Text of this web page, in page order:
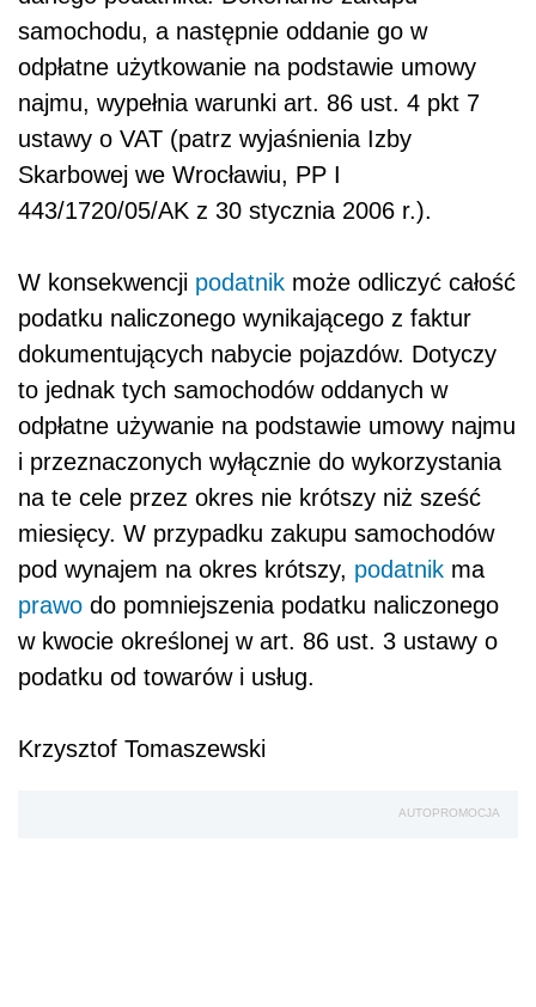
samochodu, a następnie oddanie go w
odpłatne użytkowanie na podstawie umowy
najmu, wypełnia warunki art. 86 ust. 4 pkt 7
ustawy o VAT (patrz wyjaśnienia Izby
Skarbowej we Wrocławiu, PP I
443/1720/05/AK z 30 stycznia 2006 r.).
W konsekwencji podatnik może odliczyć całość
podatku naliczonego wynikającego z faktur
dokumentujących nabycie pojazdów. Dotyczy
to jednak tych samochodów oddanych w
odpłatne używanie na podstawie umowy najmu
i przeznaczonych wyłącznie do wykorzystania
na te cele przez okres nie krótszy niż sześć
miesięcy. W przypadku zakupu samochodów
pod wynajem na okres krótszy, podatnik ma
prawo do pomniejszenia podatku naliczonego
w kwocie określonej w art. 86 ust. 3 ustawy o
podatku od towarów i usług.
Krzysztof Tomaszewski
AUTOPROMOCJA